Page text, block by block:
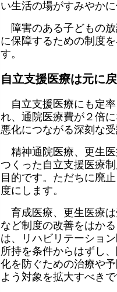
い生活の場がすみやか
障害のある子どもの
に保障するための制度
す。
自立支援医療は元に
自立支援医療にも定
れ、通院医療費が２倍
悪化につながる深刻な
精神通院医療、更生
つくった自立支援医療
目的です。ただちに廃
度にします。
育成医療、更生医療
など制度の改善をはか
は、リハビリテーショ
所持を条件からはずし
化を防ぐための治療や
よう対象を拡大すべき